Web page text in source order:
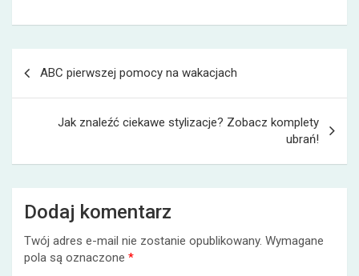
ABC pierwszej pomocy na wakacjach
Jak znaleźć ciekawe stylizacje? Zobacz komplety
ubrań!
Dodaj komentarz
Twój adres e-mail nie zostanie opublikowany. Wymagane
pola są oznaczone *